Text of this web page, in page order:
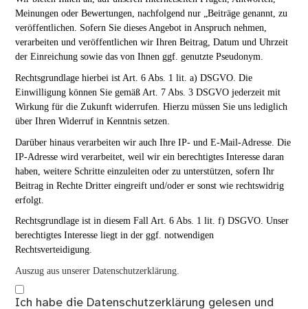
Meinungen oder Bewertungen, nachfolgend nur „Beiträge genannt, zu
veröffentlichen. Sofern Sie dieses Angebot in Anspruch nehmen,
verarbeiten und veröffentlichen wir Ihren Beitrag, Datum und Uhrzeit
der Einreichung sowie das von Ihnen ggf. genutzte Pseudonym.
Rechtsgrundlage hierbei ist Art. 6 Abs. 1 lit. a) DSGVO. Die
Einwilligung können Sie gemäß Art. 7 Abs. 3 DSGVO jederzeit mit
Wirkung für die Zukunft widerrufen. Hierzu müssen Sie uns lediglich
über Ihren Widerruf in Kenntnis setzen.
Darüber hinaus verarbeiten wir auch Ihre IP- und E-Mail-Adresse. Die
IP-Adresse wird verarbeitet, weil wir ein berechtigtes Interesse daran
haben, weitere Schritte einzuleiten oder zu unterstützen, sofern Ihr
Beitrag in Rechte Dritter eingreift und/oder er sonst wie rechtswidrig
erfolgt.
Rechtsgrundlage ist in diesem Fall Art. 6 Abs. 1 lit. f) DSGVO. Unser
berechtigtes Interesse liegt in der ggf. notwendigen
Rechtsverteidigung.
Auszug aus unserer Datenschutzerklärung.
Ich habe die Datenschutzerklärung gelesen und